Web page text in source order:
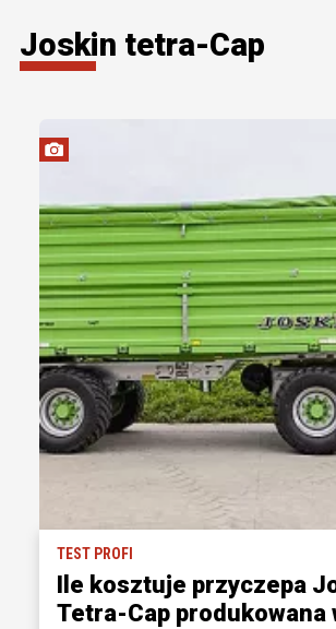
Joskin tetra-Cap
TEST PROFI
Ile kosztuje przyczepa
Tetra-Cap produkowana